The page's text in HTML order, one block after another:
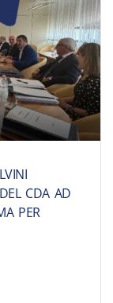
CDA AD
PER